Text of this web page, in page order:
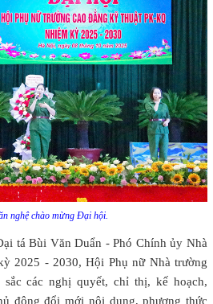
nghệ chào mừng Đại hội.
tá Bùi Văn Duẩn - Phó Chính ủy Nhà
2025 - 2030, Hội Phụ nữ Nhà trường
các nghị quyết, chỉ thị, kế hoạch,
động đổi mới nội dung, phương thức